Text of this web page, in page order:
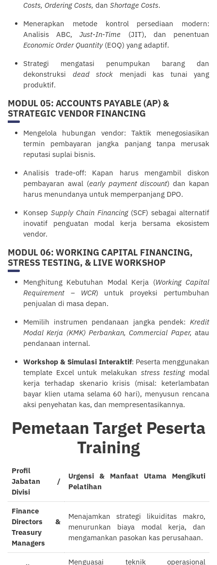
Costs, Ordering Costs, dan Shortage Costs.
Menerapkan metode kontrol persediaan modern:
Analisis ABC,Just-In-Time (JIT), dan penentuan
Economic Order Quantity(EOQ) yang adaptif.
Strategi mengatasi penumpukan barang dan
dekonstruksi dead stock menjadi kas tunai yang
produktif.
MODUL 05: ACCOUNTS PAYABLE (AP) &
STRATEGIC VENDOR FINANCING
Mengelola hubungan vendor: Taktik menegosiasikan
termin pembayaran jangka panjang tanpa merusak
reputasi suplai bisnis.
Analisis trade-off: Kapan harus mengambil diskon
pembayaran awal (early payment discount) dan kapan
harus menundanya untuk memperpanjang DPO.
Konsep Supply Chain Financing(SCF) sebagai alternatif
inovatif penguatan modal kerja bersama ekosistem
vendor.
MODUL 06: WORKING CAPITAL FINANCING,
STRESS TESTING, & LIVE WORKSHOP
Menghitung Kebutuhan Modal Kerja (Working Capital
Requirement – WCR) untuk proyeksi pertumbuhan
penjualan di masa depan.
Memilih instrumen pendanaan jangka pendek: Kredit
Modal Kerja (KMK) Perbankan, Commercial Paper, atau
pendanaan internal.
Workshop & Simulasi Interaktif: Peserta menggunakan
template Excel untuk melakukan stress testing modal
kerja terhadap skenario krisis (misal: keterlambatan
bayar klien utama selama 60 hari), menyusun rencana
aksi penyehatan kas, dan mempresentasikannya.
Pemetaan Target Peserta
Training
Profil
Jabatan /
Divisi
Urgensi & Manfaat Utama Mengikuti
Pelatihan
Finance
Directors &
Treasury
Managers
Menajamkan strategi likuiditas makro,
menurunkan biaya modal kerja, dan
mengamankan pasokan kas perusahaan.
Menguasai teknik operasional